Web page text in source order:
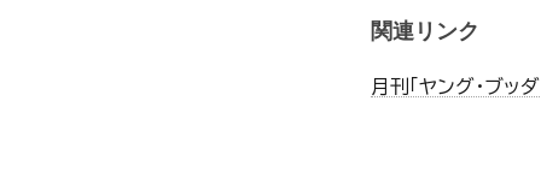
関連リンク
月刊「ヤング・ブッダ